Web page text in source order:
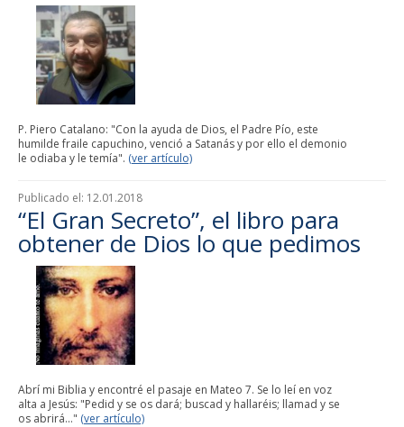
P. Piero Catalano: "Con la ayuda de Dios, el Padre Pío, este
humilde fraile capuchino, venció a Satanás y por ello el demonio
le odiaba y le temía". (ver artículo)
Publicado el: 12.01.2018
“El Gran Secreto”, el libro para
obtener de Dios lo que pedimos
Abrí mi Biblia y encontré el pasaje en Mateo 7. Se lo leí en voz
alta a Jesús: "Pedid y se os dará; buscad y hallaréis; llamad y se
os abrirá..." (ver artículo)